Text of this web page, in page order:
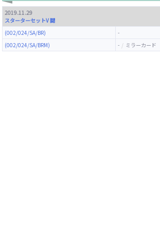
2019.11.29
スターターセットV 闘
(002/024/SA/BR)
-
(002/024/SA/BRM)
- ミラーカード